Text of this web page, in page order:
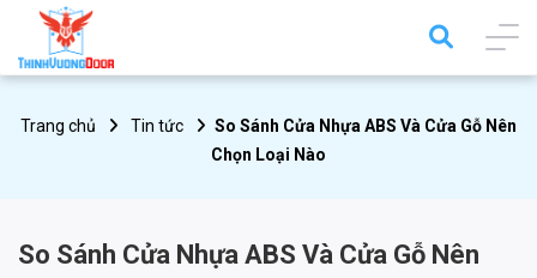
Trang chủ Tin tức
So Sánh Cửa Nhựa ABS Và Cửa Gỗ Nên
Chọn Loại Nào
So Sánh Cửa Nhựa ABS Và Cửa Gỗ Nên